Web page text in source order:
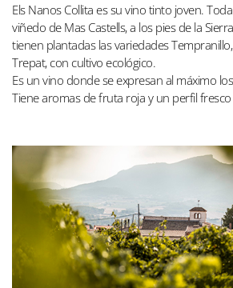
Els Nanos Collita es su vino tinto joven.
viñedo de Mas Castells, a los pies de la
tienen plantadas las variedades
Trepat, con cultivo ecológico.
Es un vino donde se expresan al máximo
Tiene aromas de fruta roja y un perfil fresco